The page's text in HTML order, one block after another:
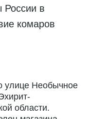
России в
комаров
улице Необычное
области.